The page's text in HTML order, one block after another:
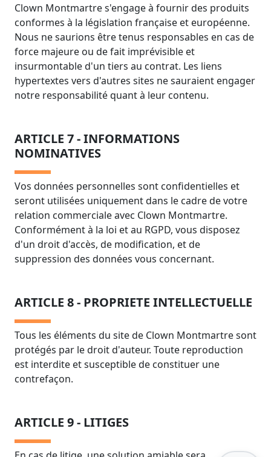
Clown Montmartre s'engage à fournir des produits
conformes à la législation française et européenne.
Nous ne saurions être tenus responsables en cas de
force majeure ou de fait imprévisible et
insurmontable d'un tiers au contrat. Les liens
hypertextes vers d'autres sites ne sauraient engager
notre responsabilité quant à leur contenu.
ARTICLE 7 - INFORMATIONS
NOMINATIVES
Vos données personnelles sont confidentielles et
seront utilisées uniquement dans le cadre de votre
relation commerciale avec Clown Montmartre.
Conformément à la loi et au RGPD, vous disposez
d'un droit d'accès, de modification, et de
suppression des données vous concernant.
ARTICLE 8 - PROPRIETE INTELLECTUELLE
Tous les éléments du site de Clown Montmartre sont
protégés par le droit d'auteur. Toute reproduction
est interdite et susceptible de constituer une
contrefaçon.
ARTICLE 9 - LITIGES